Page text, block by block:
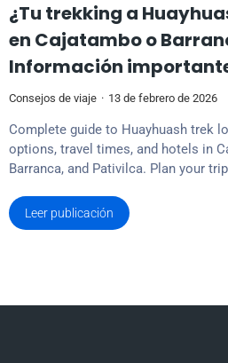
¿Tu trekking a
en Cajatambo o
Información
Consejos de viaje 13 de febrero de 2026
Complete guide to Huayhuash trek
options, travel times, and hotels in
Barranca, and Pativilca. Plan your
Leer publicación